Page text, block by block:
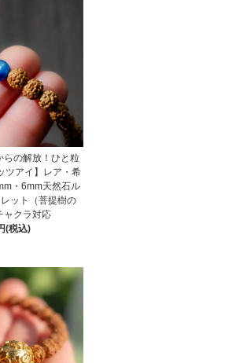
らの解放！ひと粒
ツアイ】レア・希
・6mm天然石ル
ット（菩提樹の
ャクラ対応
(税込)